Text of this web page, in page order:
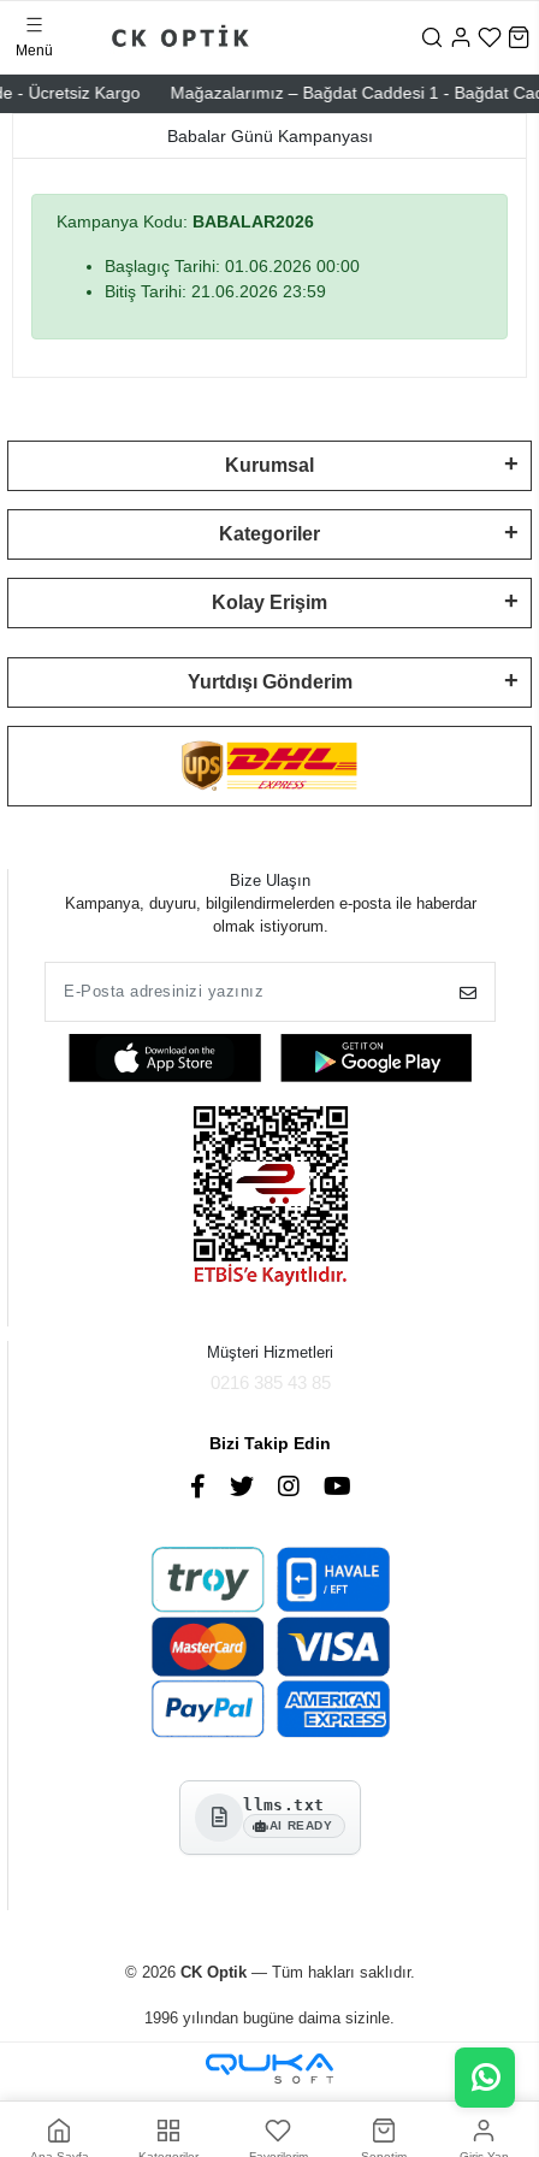
- Ücretsiz Kargo Mağazalarımız – Bağdat Caddesi 1 - Bağdat
Menü
Babalar Günü Kampanyası
Kampanya Kodu: BABALAR2026
Başlagıç Tarihi: 01.06.2026 00:00
Bitiş Tarihi: 21.06.2026 23:59
Kurumsal
Kategoriler
Kolay Erişim
Yurtdışı Gönderim
Bize Ulaşın
Kampanya, duyuru, bilgilendirmelerden e-posta ile haberdar
olmak istiyorum.
Müşteri Hizmetleri
0216 385 43 85
Bizi Takip Edin
llms.txt
AI READY
© 2026 CK Optik— Tüm hakları saklıdır.
1996 yılından bugüne daima sizinle.